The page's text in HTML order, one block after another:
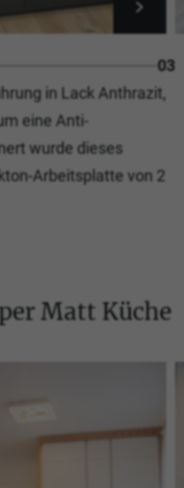
03
in Lack Anthrazit,
eine Anti-
wurde dieses
Arbeitsplatte von 2
Matt Küche